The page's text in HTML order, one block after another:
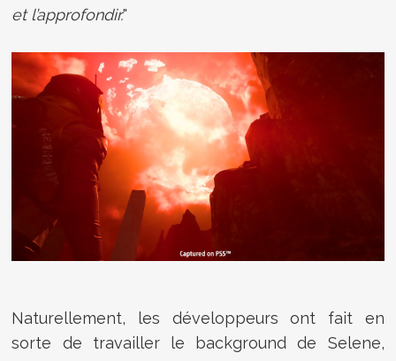
et l’approfondir."
Naturellement, les développeurs ont fait en
sorte de travailler le background de Selene,